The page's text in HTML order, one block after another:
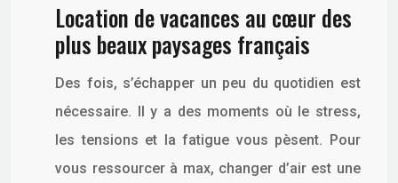
Location de vacances au cœur des
plus beaux paysages français
Des fois, s’échapper un peu du quotidien est
nécessaire. Il y a des moments où le stress,
les tensions et la fatigue vous pèsent. Pour
vous ressourcer à max, changer d’air est une